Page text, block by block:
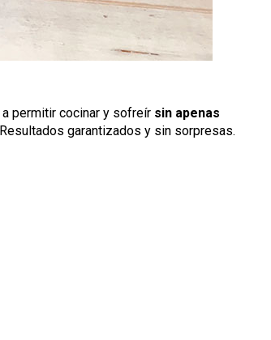
permitir cocinar y sofreír sin apenas
garantizados y sin sorpresas.